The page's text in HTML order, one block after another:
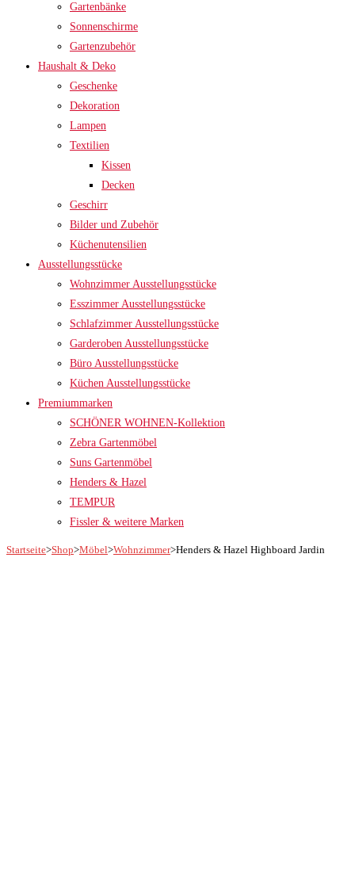
Gartenbänke
Sonnenschirme
Gartenzubehör
Haushalt & Deko
Geschenke
Dekoration
Lampen
Textilien
Kissen
Decken
Geschirr
Bilder und Zubehör
Küchenutensilien
Ausstellungsstücke
Wohnzimmer Ausstellungsstücke
Esszimmer Ausstellungsstücke
Schlafzimmer Ausstellungsstücke
Garderoben Ausstellungsstücke
Büro Ausstellungsstücke
Küchen Ausstellungsstücke
Premiummarken
SCHÖNER WOHNEN-Kollektion
Zebra Gartenmöbel
Suns Gartenmöbel
Henders & Hazel
TEMPUR
Fissler & weitere Marken
Startseite>Shop>Möbel>Wohnzimmer>Henders & Hazel Highboard Jardin